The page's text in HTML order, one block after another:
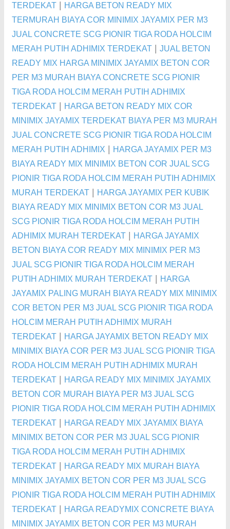
TERDEKAT
HARGA BETON READY MIX
TERMURAH BIAYA COR MINIMIX JAYAMIX PER M3
JUAL CONCRETE SCG PIONIR TIGA RODA HOLCIM
MERAH PUTIH ADHIMIX TERDEKAT
JUAL BETON
READY MIX HARGA MINIMIX JAYAMIX BETON COR
PER M3 MURAH BIAYA CONCRETE SCG PIONIR
TIGA RODA HOLCIM MERAH PUTIH ADHIMIX
TERDEKAT
HARGA BETON READY MIX COR
MINIMIX JAYAMIX TERDEKAT BIAYA PER M3 MURAH
JUAL CONCRETE SCG PIONIR TIGA RODA HOLCIM
MERAH PUTIH ADHIMIX
HARGA JAYAMIX PER M3
BIAYA READY MIX MINIMIX BETON COR JUAL SCG
PIONIR TIGA RODA HOLCIM MERAH PUTIH ADHIMIX
MURAH TERDEKAT
HARGA JAYAMIX PER KUBIK
BIAYA READY MIX MINIMIX BETON COR M3 JUAL
SCG PIONIR TIGA RODA HOLCIM MERAH PUTIH
ADHIMIX MURAH TERDEKAT
HARGA JAYAMIX
BETON BIAYA COR READY MIX MINIMIX PER M3
JUAL SCG PIONIR TIGA RODA HOLCIM MERAH
PUTIH ADHIMIX MURAH TERDEKAT
HARGA
JAYAMIX PALING MURAH BIAYA READY MIX MINIMIX
COR BETON PER M3 JUAL SCG PIONIR TIGA RODA
HOLCIM MERAH PUTIH ADHIMIX MURAH
TERDEKAT
HARGA JAYAMIX BETON READY MIX
MINIMIX BIAYA COR PER M3 JUAL SCG PIONIR TIGA
RODA HOLCIM MERAH PUTIH ADHIMIX MURAH
TERDEKAT
HARGA READY MIX MINIMIX JAYAMIX
BETON COR MURAH BIAYA PER M3 JUAL SCG
PIONIR TIGA RODA HOLCIM MERAH PUTIH ADHIMIX
TERDEKAT
HARGA READY MIX JAYAMIX BIAYA
MINIMIX BETON COR PER M3 JUAL SCG PIONIR
TIGA RODA HOLCIM MERAH PUTIH ADHIMIX
TERDEKAT
HARGA READY MIX MURAH BIAYA
MINIMIX JAYAMIX BETON COR PER M3 JUAL SCG
PIONIR TIGA RODA HOLCIM MERAH PUTIH ADHIMIX
TERDEKAT
HARGA READYMIX CONCRETE BIAYA
MINIMIX JAYAMIX BETON COR PER M3 MURAH